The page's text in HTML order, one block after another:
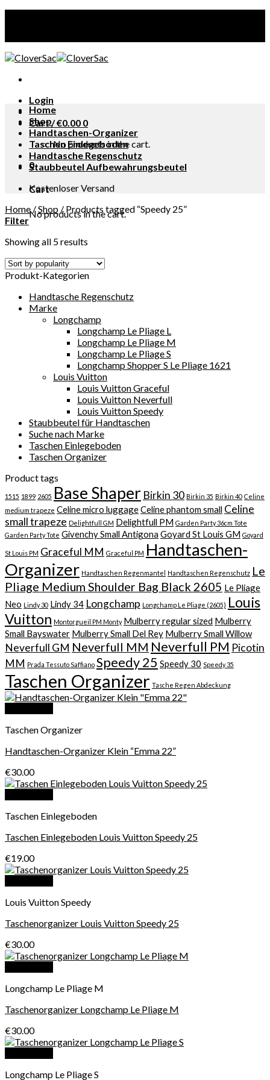
Login
Cart /€0.00 0
No products in the cart.
0
Cart
No products in the cart.
Home
Shop
Handtaschen-Organizer
Taschen Einlegeboden
Handtasche Regenschutz
Staubbeutel Aufbewahrungsbeutel
Kostenloser Versand
Home /Shop / Products tagged “Speedy 25”
Filter
Showing all 5 results
Produkt-Kategorien
Handtasche Regenschutz
Marke
Longchamp
Longchamp Le Pliage L
Longchamp Le Pliage M
Longchamp Le Pliage S
Longchamp Shopper S Le Pliage 1621
Louis Vuitton
Louis Vuitton Graceful
Louis Vuitton Neverfull
Louis Vuitton Speedy
Staubbeutel für Handtaschen
Suche nach Marke
Taschen Einlegeboden
Taschen Organizer
Product tags
1515 1899 2605 Base Shaper Birkin 30 Birkin 35 Birkin 40 Celine
medium trapeze Celine micro luggageCeline phantom small Celine
small trapeze Delightfull GM Delightfull PM Garden Party 36cm Tote
Garden Party Tote Givenchy Small Antigona Goyard St Louis GM Goyard
St Louis PM Graceful MM Graceful PM Handtaschen-
Organizer Handtaschen Regenmantel Handtaschen Regenschutz Le
Pliage Medium Shoulder Bag Black 2605 Le Pliage
Neo Lindy 30 Lindy 34 Longchamp Longchamp Le Pliage (2605) Louis
Vuitton Montorgueil PM Monty Mulberry regular sized Mulberry
Small Bayswater Mulberry Small Del Rey Mulberry Small Willow
Neverfull GM Neverfull MM Neverfull PM Picotin
MM Prada Tessuto Saffiano Speedy 25 Speedy 30 Speedy 35
Taschen Organizer Tasche Regen Abdeckung
Taschen Organizer
Handtaschen-Organizer Klein “Emma 22”
€30.00
Taschen Einlegeboden
Taschen Einlegeboden Louis Vuitton Speedy 25
€19.00
Louis Vuitton Speedy
Taschenorganizer Louis Vuitton Speedy 25
€30.00
Longchamp Le Pliage M
Taschenorganizer Longchamp Le Pliage M
€30.00
Longchamp Le Pliage S